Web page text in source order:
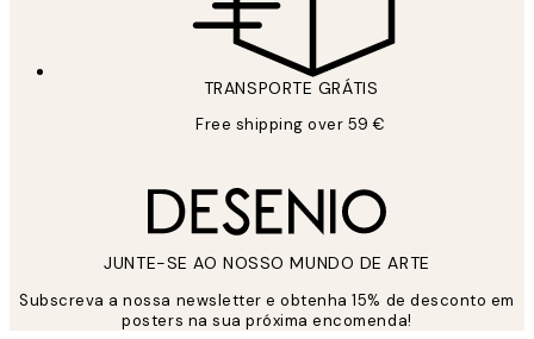
TRANSPORTE GRÁTIS
Free shipping over 59 €
JUNTE-SE AO NOSSO MUNDO DE ARTE
Subscreva a nossa newsletter e obtenha 15% de desconto em
posters na sua próxima encomenda!